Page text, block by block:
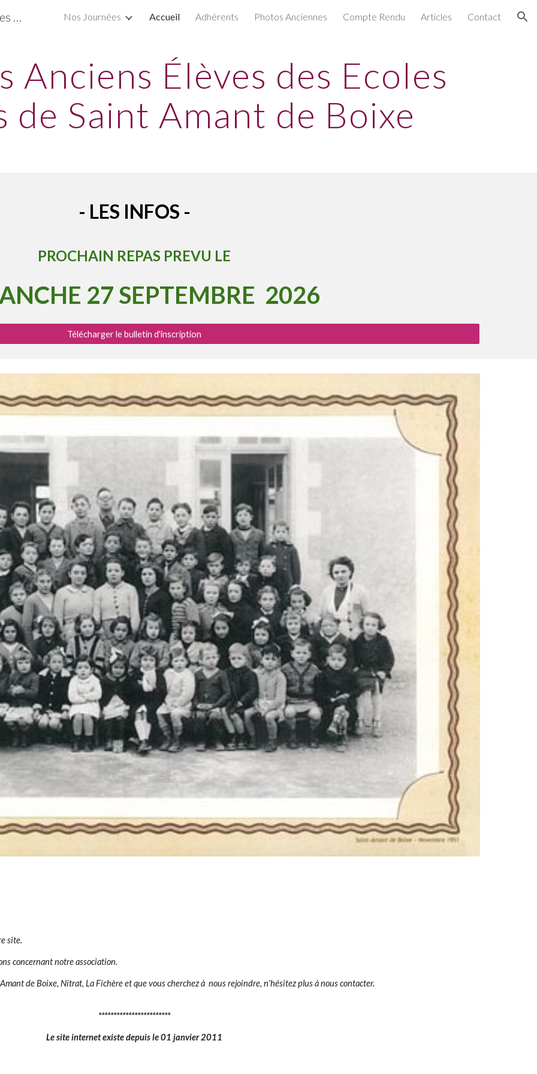
to main content Skip to navigation
Amicale des Anciens Élèves des Ecoles Primaires de Saint Amant de Boixe Nos Journées Accueil Adhérents Photos Anciennes Compte Rendu Articles Contact
Anciens Élèves des Ecoles
de Saint Amant de Boixe
- LES INFOS -
PROCHAIN REPAS PREVU LE
27 SEPTEMBRE 2026
Télécharger le bulletin d'inscription
site.
concernant notre association.
de Boixe, Nitrat, La Fichère et que vous cherchez à nous rejoindre, n'hésitez plus à nous contacter.
************************
Le site internet existe depuis le 01 janvier 2011